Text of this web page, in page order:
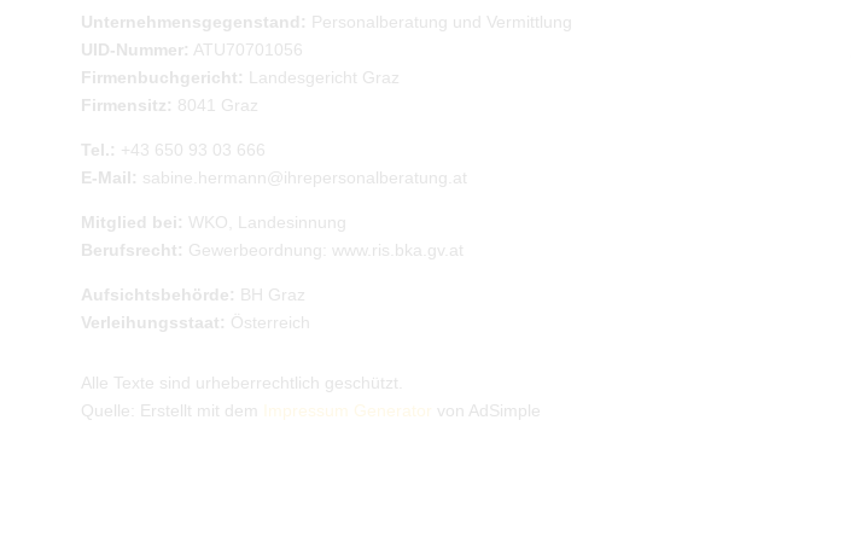
Unternehmensgegenstand: Personalberatung und Vermittlung
UID-Nummer: ATU70701056
Firmenbuchgericht:
Landesgericht Graz
Firmensitz: 8041 Graz
Tel.: +43 650 93 03 666
E-Mail: sabine.hermann@ihrepersonalberatung.at
Mitglied bei: WKO, Landesinnung
Berufsrecht: Gewerbeordnung: www.ris.bka.gv.at
Aufsichtsbehörde: BH Graz
Verleihungsstaat: Österreich
Alle Texte sind urheberrechtlich geschützt.
Quelle: Erstellt mit dem
Impressum Generator von AdSimple